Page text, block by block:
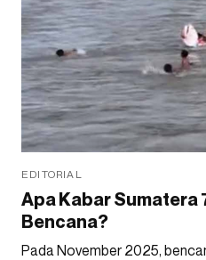
EDITORIAL
Apa Kabar Sumatera
Bencana?
Pada November 2025,